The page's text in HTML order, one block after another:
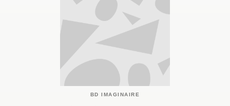
BD IMAGINAIRE